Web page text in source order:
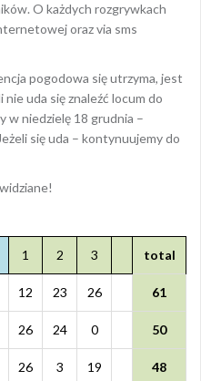
O każdych rozgrywkach
oraz via sms
pogodowa się utrzyma, jest
nie uda się znaleźć locum do
w niedzielę 18 grudnia –
się uda – kontynuujemy do
1 2 3 total
12 23 26 61
26 24 0 50
26 3 19 48